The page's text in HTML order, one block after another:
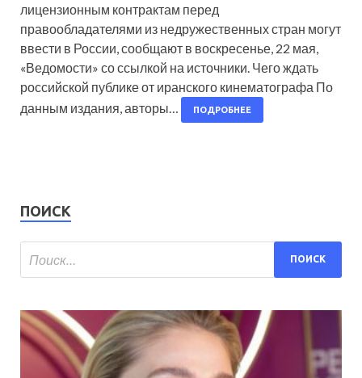
лицензионным контрактам перед
правообладателями из недружественных стран могут
ввести в России, сообщают в воскресенье, 22 мая,
«Ведомости» со ссылкой на источники. Чего ждать
российской публике от иранского кинематографа По
данным издания, авторы…
ПОДРОБНЕЕ
ПОИСК